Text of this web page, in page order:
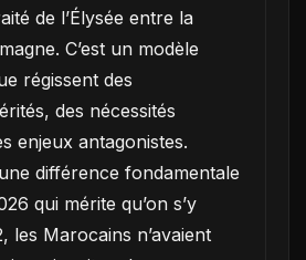
de l’Élysée entre la
C’est un modèle
régissent des
des nécessités
enjeux antagonistes.
différence fondamentale
qui mérite qu’on s’y
les Marocains n’avaient